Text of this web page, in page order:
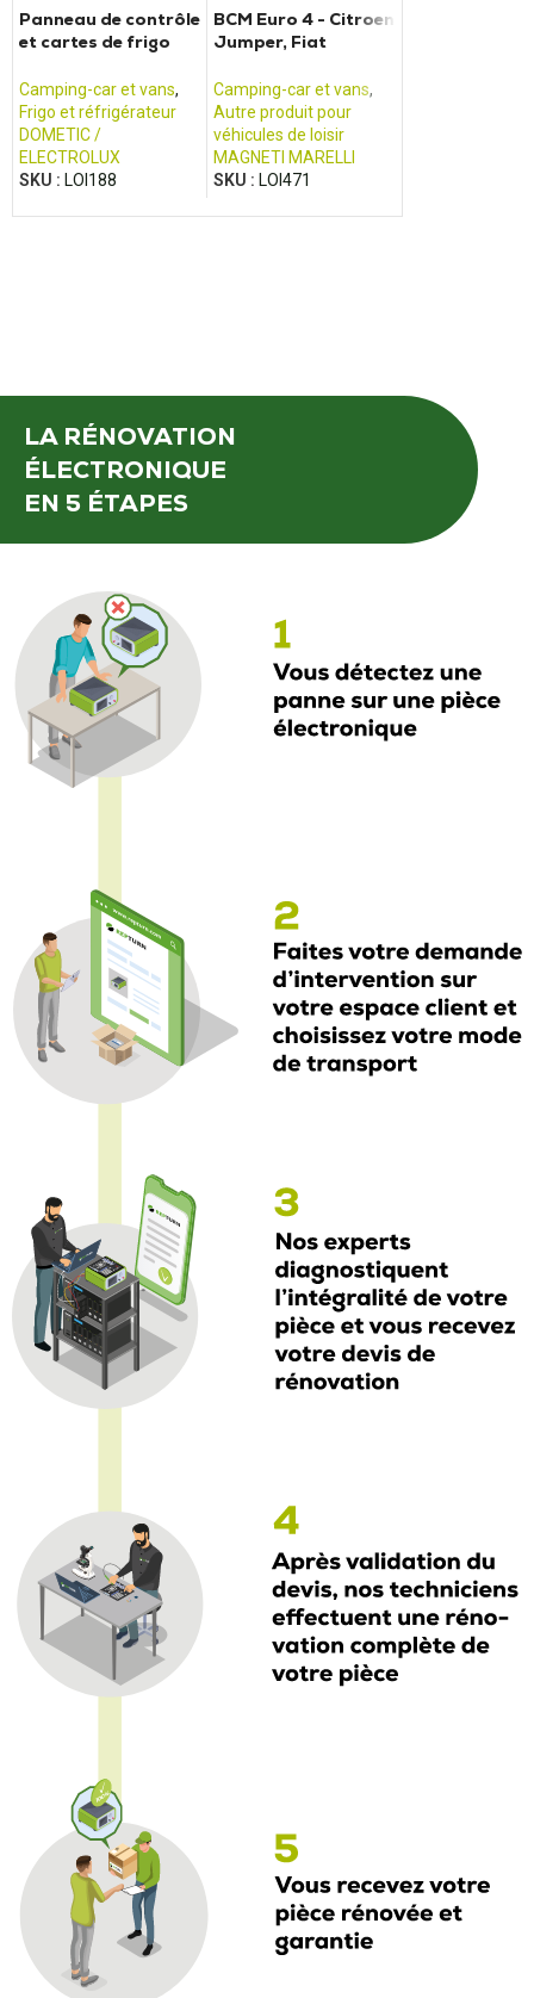
Panneau de contrôle
et cartes de frigo
RMDT 8xx5
Camping-car et vans,
Frigo et réfrigérateur
DOMETIC /
ELECTROLUX
SKU : LOI188
BCM Euro 4 - Citroen
Jumper, Fiat
Boxer
Camping-car et vans,
Autre produit pour
véhicules de loisir
MAGNETI MARELLI
SKU : LOI471
LA RÉNOVATION
ÉLECTRONIQUE
EN 5 ÉTAPES